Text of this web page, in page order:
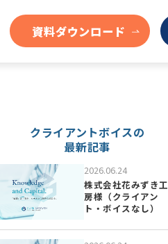
資料ダウンロード
クライアントボイスの
最新記事
2026.06.24
株式会社花みずき工
房様（クライアン
ト・ボイスなし）